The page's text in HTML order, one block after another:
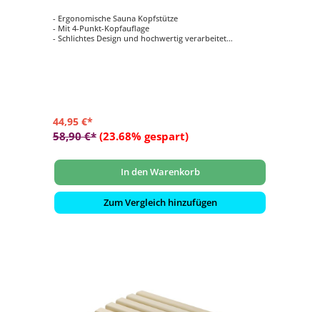
- Ergonomische Sauna Kopfstütze
- Mit 4-Punkt-Kopfauflage
- Schlichtes Design und hochwertig verarbeitet
44,95 €*
58,90 €* (23.68% gespart)
In den Warenkorb
Zum Vergleich hinzufügen